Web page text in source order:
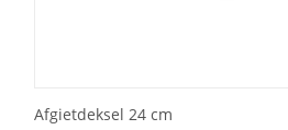
Afgietdeksel 24 cm